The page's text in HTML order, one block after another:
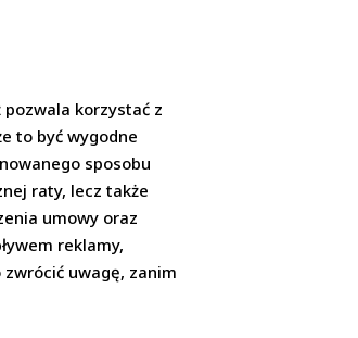
korzystać z
to być wygodne
sposobu
raty, lecz także
umowy oraz
reklamy,
uwagę, zanim